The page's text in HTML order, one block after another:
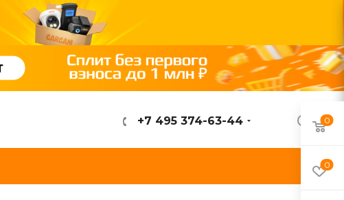
ВОЙТИ
+7 495 374-63-44 0
0